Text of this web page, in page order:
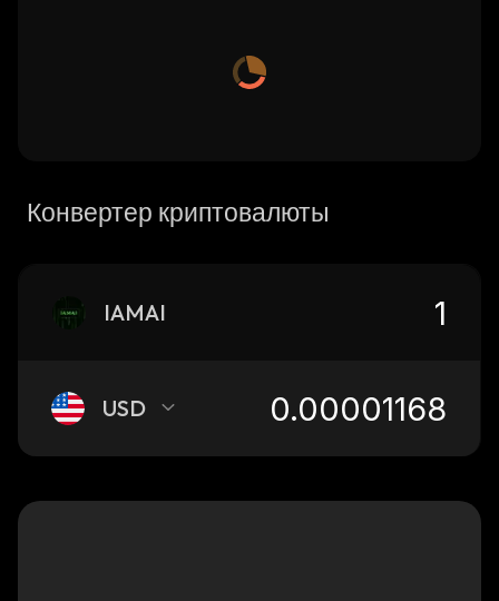
Конвертер криптовалюты
IAMAI
USD